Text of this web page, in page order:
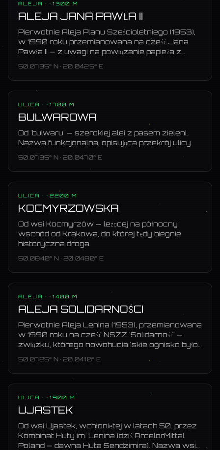
ALEJA · ~1300 M
ALEJA JANA PAWŁA II
Pierwotnie Aleja Planu Sześcioletniego (1953),
w 1990 roku przemianowana na cześć Jana
Pawła II — z uwagi na powiązanie papieża z
(Arka Pana w Bieńczycach, konsekrowana
1977).
50.0735° N · 20.0425° E
ULICA · ~1700 M
BULWAROWA
Od 'bulwaru' — szerokiej alei z pasem zieleni.
Nazwa funkcjonalna, opisująca przekrój ulicy.
50.0735° N · 20.0470° E
ULICA · ~2200 M
KOCMYRZOWSKA
Od wsi Kocmyrzów — leżącej na północny
wschód od Krakowa, do której tędy biegnie
historyczna droga.
50.0840° N · 20.0480° E
ALEJA · ~1400 M
ALEJA SOLIDARNOŚCI
Pierwotnie Aleja Lenina (1953), przemianowana
w 1990 roku na cześć NSZZ 'Solidarność' —
związku, którego nowohuciańskie ognisko było
50.0725° N · 20.0410° E
ULICA · ~1900 M
UJASTEK
Od wsi Ujastek, wchłoniętej w latach 50. przez
Kombinat Huty im. Lenina (dziś ArcelorMittal
Poland — dawna Huta Sendzimira). Nazwa wsi